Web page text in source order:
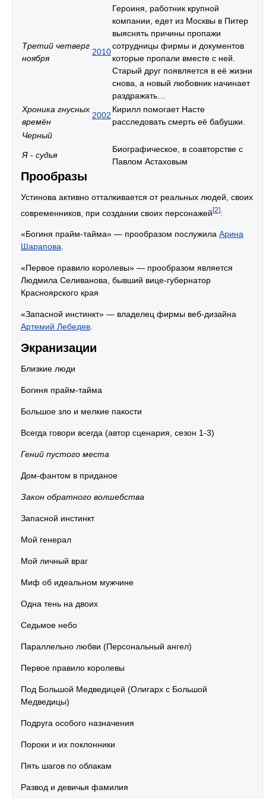
Третий четверг
ноября
2010
Героиня, работник крупной
компании, едет из Москвы в Питер
выяснять причины пропажи
сотрудницы фирмы и документов
которые пропали вместе с ней.
Старый друг появляется в её жизни
снова, а новый любовник начинает
раздражать…
Хроника гнусных
времён
2002
Кирилл помогает Насте
расследовать смерть её бабушки.
Черный
Я - судья
Биографическое, в соавторстве с
Павлом Астаховым
Прообразы
Устинова активно отталкивается от реальных людей, своих
современников, при создании своих персонажей[2]:
«Богиня прайм-тайма» — прообразом послужила Арина
Шарапова.
«Первое правило королевы» — прообразом является
Людмила Селиванова, бывший вице-губернатор
Красноярского края
«Запасной инстинкт» — владелец фирмы веб-дизайна
Артемий Лебедев.
Экранизации
Близкие люди
Богиня прайм-тайма
Большое зло и мелкие пакости
Всегда говори всегда (автор сценария, сезон 1-3)
Гений пустого места
Дом-фантом в приданое
Закон обратного волшебства
Запасной инстинкт
Мой генерал
Мой личный враг
Миф об идеальном мужчине
Одна тень на двоих
Седьмое небо
Параллельно любви (Персональный ангел)
Первое правило королевы
Под Большой Медведицей (Олигарх с Большой
Медведицы)
Подруга особого назначения
Пороки и их поклонники
Пять шагов по облакам
Развод и девичья фамилия